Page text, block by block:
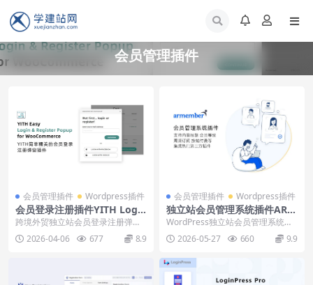
会员管理插件
会员管理插件 Wordpress插件
会员登录注册插件YITH Login
& Register Popup下载安装
跨境外贸独立站会员登录注册弹窗
插件YITH Easy Login & Regis...
2026-04-06 677 8.9
会员管理插件 Wordpress插件
独立站会员管理系统插件ARM
ember下载安装使用教程
WordPress独立站会员管理系统建
立插件ARMember，支持内容限
制、会员...
2026-05-27 660 9.9